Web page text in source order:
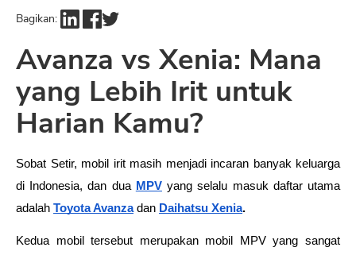
Bagikan:
Avanza vs Xenia: Mana
yang Lebih Irit untuk
Harian Kamu?
Sobat Setir, mobil irit masih menjadi incaran banyak keluarga
di Indonesia, dan dua MPV yang selalu masuk daftar utama
adalah Toyota Avanza dan Daihatsu Xenia.
Kedua mobil tersebut merupakan mobil MPV yang sangat